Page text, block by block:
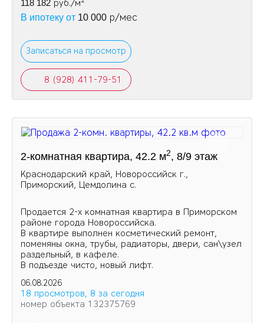
118 182 руб./м
В ипотеку от 10 000 р/мес
Записаться на просмотр
8 (928) 411-79-51
2-комнатная квартира, 42.2 м2, 8/9 этаж
Краснодарский край, Новороссийск г.,
Приморский, Цемдолина с.
Продается 2-х комнатная квартира в Приморском
районе города Новороссийска.
В квартире выполнен косметический ремонт,
поменяны окна, трубы, радиаторы, двери, сан\узел
раздельный, в кафеле.
В подъезде чисто, новый лифт.
06.08.2026
18 просмотров, 8 за сегодня
номер объекта 132375769